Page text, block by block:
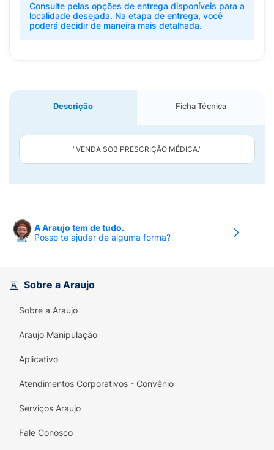
Consulte pelas opções de entrega disponíveis para a
localidade desejada. Na etapa de entrega, você
poderá decidir de maneira mais detalhada.
Descrição Ficha Técnica
"VENDA SOB PRESCRIÇÃO MÉDICA."
A Araujo tem de tudo.
Posso te ajudar de alguma forma?
Sobre a Araujo
Sobre a Araujo
Araujo Manipulação
Aplicativo
Atendimentos Corporativos - Convênio
Serviços Araujo
Fale Conosco